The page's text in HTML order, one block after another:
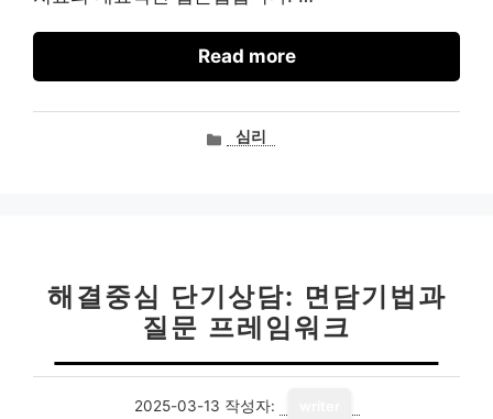
Read more
카심리
해결중심 단기상담: 면담기법과
질문 프레임워크
2025-03-13 작성자: